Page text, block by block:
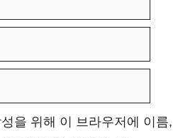
을 위해 이 브라우저에 이름,